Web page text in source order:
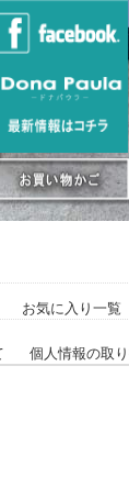
お気に入り一覧
個人情報の取